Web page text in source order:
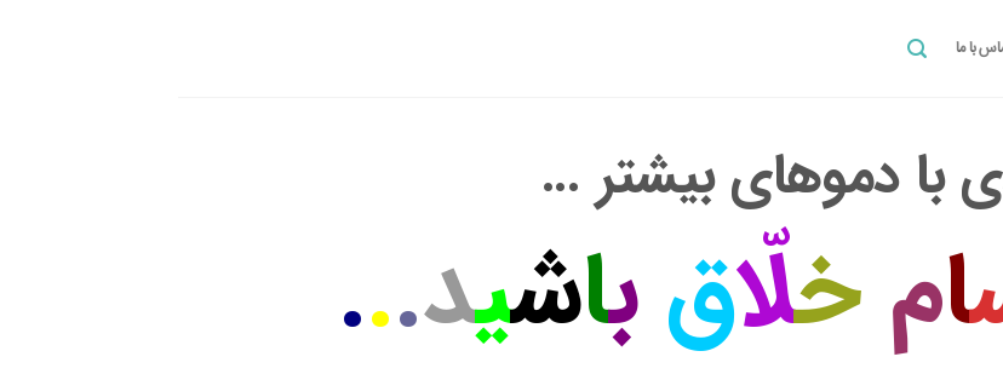
با ما
با دموهای بیشتر …
ام خلّقباشید.
.
.